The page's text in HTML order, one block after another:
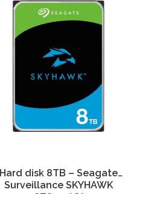
Hard disk 8TB – Seagate
Surveillance SKYHAWK
ST8000VX